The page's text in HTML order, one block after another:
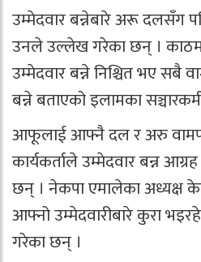
उम्मेदवार बन्नेबारे अरू
उनले उल्लेख गरेका छन् ।
उम्मेदवार बन्ने निश्चित भए सबै
बन्ने बताएको इलामका
आफूलाई आफ्नै दल र अरु
कार्यकर्ताले उम्मेदवार बन्न
छन् । नेकपा एमालेका अध्यक्ष
आफ्नो उम्मेदवारीबारे कुरा
गरेका छन् ।